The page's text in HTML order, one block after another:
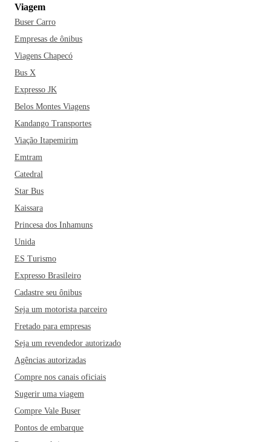
Viagem
Buser Carro
Empresas de ônibus
Viagens Chapecó
Bus X
Expresso JK
Belos Montes Viagens
Kandango Transportes
Viação Itapemirim
Emtram
Catedral
Star Bus
Kaissara
Princesa dos Inhamuns
Unida
ES Turismo
Expresso Brasileiro
Cadastre seu ônibus
Seja um motorista parceiro
Fretado para empresas
Seja um revendedor autorizado
Agências autorizadas
Compre nos canais oficiais
Sugerir uma viagem
Compre Vale Buser
Pontos de embarque